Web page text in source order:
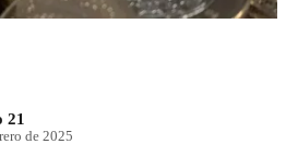
21
de 2025